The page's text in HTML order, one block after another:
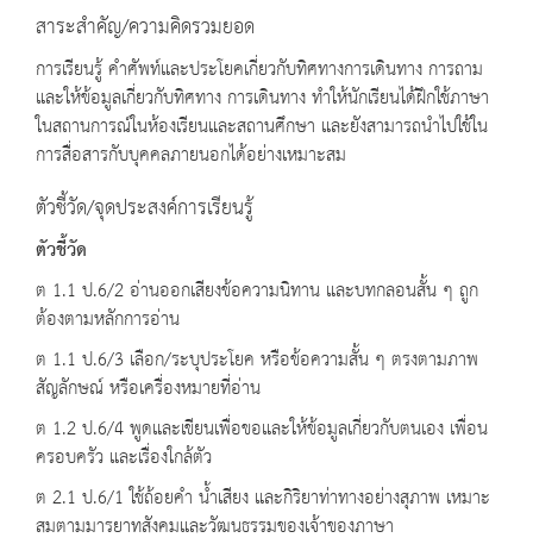
สาระสำคัญ/ความคิดรวมยอด
การเรียนรู้ คำศัพท์และประโยคเกี่ยวกับทิศทางการเดินทาง การถาม
และให้ข้อมูลเกี่ยวกับทิศทาง การเดินทาง ทำให้นักเรียนได้ฝึกใช้ภาษา
ในสถานการณ์ในห้องเรียนและสถานศึกษา และยังสามารถนำไปใช้ใน
การสื่อสารกับบุคคลภายนอกได้อย่างเหมาะสม
ตัวชี้วัด/จุดประสงค์การเรียนรู้
ตัวชี้วัด
ต 1.1 ป.6/2 อ่านออกเสียงข้อความนิทาน และบทกลอนสั้น ๆ ถูก
ต้องตามหลักการอ่าน
ต 1.1 ป.6/3 เลือก/ระบุประโยค หรือข้อความสั้น ๆ ตรงตามภาพ
สัญลักษณ์ หรือเครื่องหมายที่อ่าน
ต 1.2 ป.6/4 พูดและเขียนเพื่อขอและให้ข้อมูลเกี่ยวกับตนเอง เพื่อน
ครอบครัว และเรื่องใกล้ตัว
ต 2.1 ป.6/1 ใช้ถ้อยคำ น้ำเสียง และกิริยาท่าทางอย่างสุภาพ เหมาะ
สมตามมารยาทสังคมและวัฒนธรรมของเจ้าของภาษา